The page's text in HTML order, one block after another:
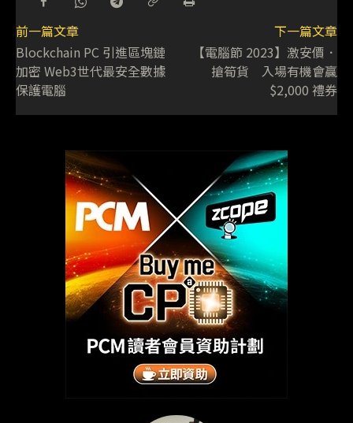
前一篇文章
Blockchain PC 引進區塊鏈
加密 Web3世代最安全數據
保護電腦
下一篇文章
【電腦節 2023】激安價．
搶筍貨 入場有機會贏
$2,000 禮券